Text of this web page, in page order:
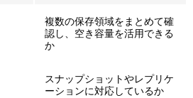
複数の保存領域をまとめて確
認し、空き容量を活用できる
か
スナップショットやレプリケ
ーションに対応しているか